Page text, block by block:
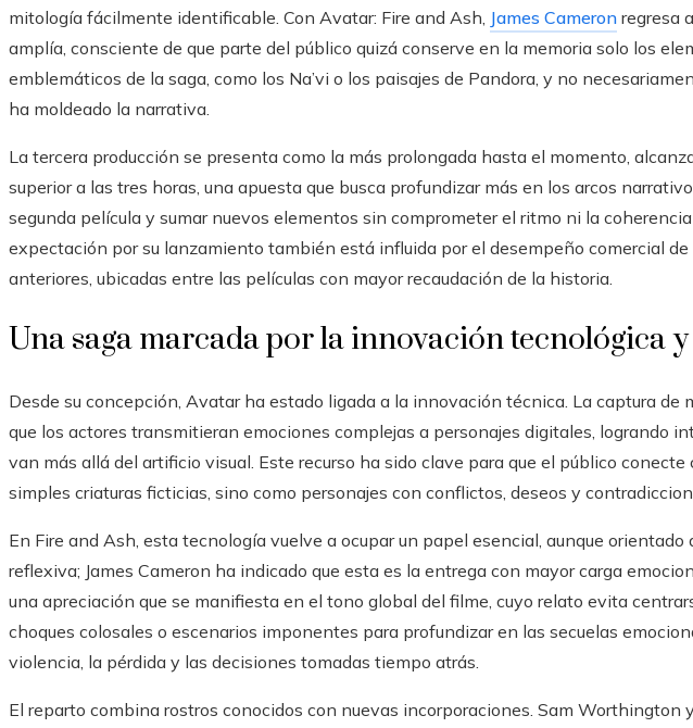
mitología fácilmente identificable. Con Avatar: Fire and Ash, James Cameron regresa
amplía, consciente de que parte del público quizá conserve en la memoria solo los
emblemáticos de la saga, como los Na’vi o los paisajes de Pandora, y no
ha moldeado la narrativa.
La tercera producción se presenta como la más prolongada hasta el momento,
superior a las tres horas, una apuesta que busca profundizar más en los arcos
segunda película y sumar nuevos elementos sin comprometer el ritmo ni la
expectación por su lanzamiento también está influida por el desempeño comercial de
anteriores, ubicadas entre las películas con mayor recaudación de la historia.
Una saga marcada por la innovación tecnológica
Desde su concepción, Avatar ha estado ligada a la innovación técnica. La captura de
que los actores transmitieran emociones complejas a personajes digitales, logrando
van más allá del artificio visual. Este recurso ha sido clave para que el público conecte
simples criaturas ficticias, sino como personajes con conflictos, deseos y
En Fire and Ash, esta tecnología vuelve a ocupar un papel esencial, aunque orientado
reflexiva; James Cameron ha indicado que esta es la entrega con mayor carga
una apreciación que se manifiesta en el tono global del filme, cuyo relato evita
choques colosales o escenarios imponentes para profundizar en las secuelas
violencia, la pérdida y las decisiones tomadas tiempo atrás.
El reparto combina rostros conocidos con nuevas incorporaciones. Sam Worthington